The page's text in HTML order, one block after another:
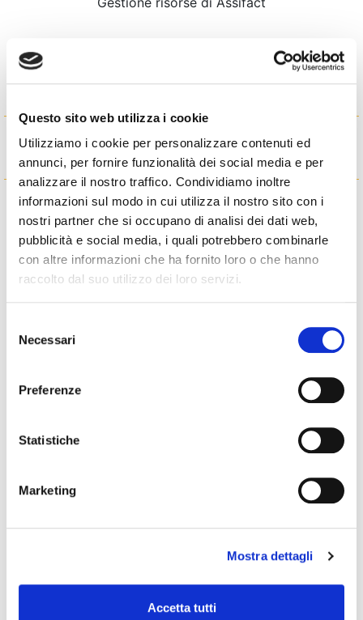
Questo sito web utilizza i cookie
Utilizziamo i cookie per personalizzare contenuti ed
annunci, per fornire funzionalità dei social media e per
analizzare il nostro traffico. Condividiamo inoltre
informazioni sul modo in cui utilizza il nostro sito con i
nostri partner che si occupano di analisi dei dati web,
pubblicità e social media, i quali potrebbero combinarle
con altre informazioni che ha fornito loro o che hanno
raccolto dal suo utilizzo dei loro servizi.
delNecessari
Preferenze
Statistiche
Marketing
Mostra dettagli
Accetta tutti
Articoli correlati
Le Circolari Assifact
di Vittoria Deluca